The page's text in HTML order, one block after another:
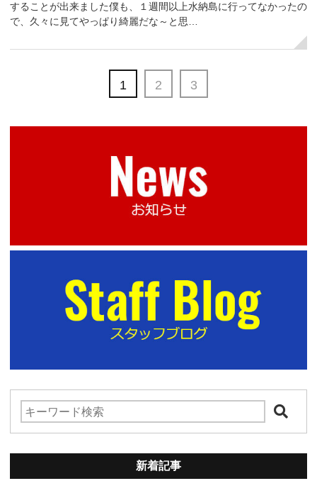
することが出来ました僕も、１週間以上水納島に行ってなかったの
で、久々に見てやっぱり綺麗だな～と思…
1 2 3
新着記事